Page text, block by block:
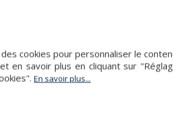
cookies pour personnaliser le
en savoir plus en cliquant sur
En savoir plus...